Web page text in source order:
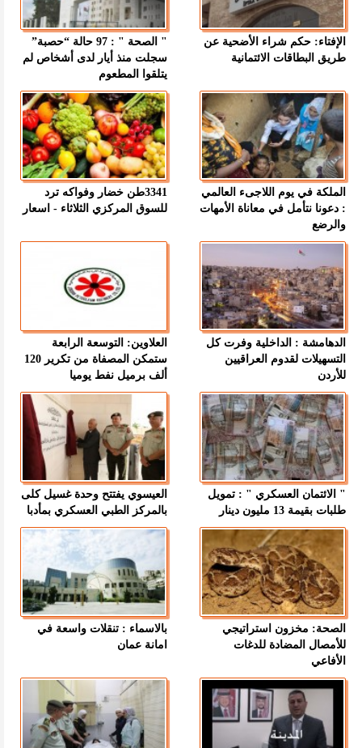
الإفتاء: حكم شراء الأضحية عن
طريق البطاقات الائتمانية
" الصحة " : 97 حالة “حصبة”
سجلت منذ أيار لدى أشخاص لم
يتلقوا المطعوم
الملكة في يوم اللاجىء العالمي
: دعونا نتأمل في معاناة الأمهات
والرضع
3341طن خضار وفواكه ترد
للسوق المركزي الثلاثاء - اسعار
الدهامشة : الداخلية وفرت كل
التسهيلات لقدوم العراقيين
للأردن
العلاوين: التوسعة الرابعة
ستمكن المصفاة من تكرير 120
ألف برميل نفط يوميا
" الائتمان العسكري " : تمويل
طلبات بقيمة 13 مليون دينار
العيسوي يفتتح وحدة غسيل كلى
بالمركز الطبي العسكري بمأدبا
الصحة: مخزون استراتيجي
للأمصال المضادة للدغات
الأفاعي
بالاسماء : تنقلات واسعة في
امانة عمان